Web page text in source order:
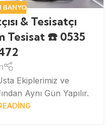
BANYO
& Tesisatçı
Tesisat ☎️ 0535
Ekiplerimiz ve
Aynı Gün Yapılır.